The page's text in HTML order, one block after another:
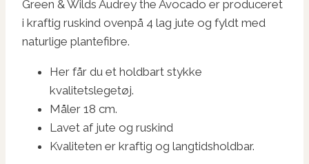
Green & Wilds Audrey the Avocado er produceret
i kraftig ruskind ovenpå 4 lag jute og fyldt med
naturlige plantefibre.
Her får du et holdbart stykke
kvalitetslegetøj.
Måler 18 cm.
Lavet af jute og ruskind
Kvaliteten er kraftig og langtidsholdbar.